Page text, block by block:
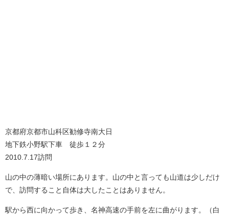
京都府京都市山科区勧修寺南大日
地下鉄小野駅下車 徒歩１２分
2010.7.17訪問
山の中の薄暗い場所にあります。山の中と言っても山道は少しだけ
で、訪問すること自体は大したことはありません。
駅から西に向かって歩き、名神高速の手前を左に曲がります。（白